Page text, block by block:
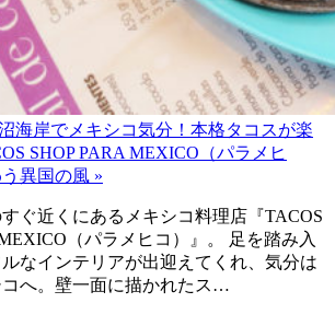
海岸でメキシコ気分！本格タコスが楽
SHOP PARA MEXICO（パラメヒ
異国の風 »
ぐ近くにあるメキシコ料理店『TACOS
（パラメヒコ）』。 足を踏み入
なインテリアが出迎えてくれ、気分は
へ。壁一面に描かれたス…